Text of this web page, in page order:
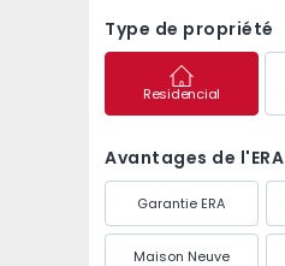
Type de propriété
Residencial
Avantages de l'ERA
Garantie ERA
Maison Neuve